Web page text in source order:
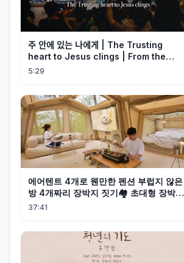
주 안에 있는 나에게 | The Trusting
heart to Jesus clings | From the
Past | Hymn Worship LIVE
5:29
에어텐트 4개로 웬만한 펜션 부럽지 않은
방 4개짜리 장박지 짓기🏘️ 초대형 장박캠
핑
37:41